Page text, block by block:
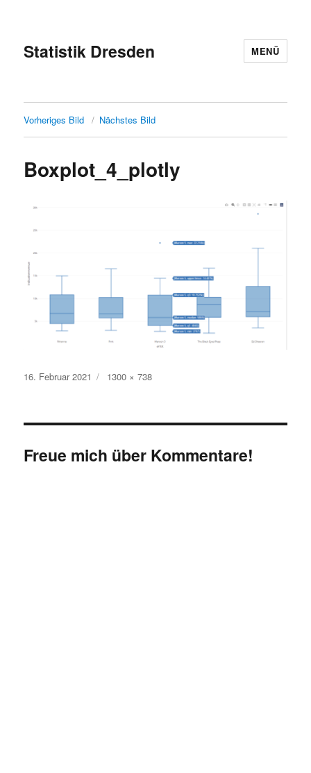
Statistik Dresden MENÜ
Vorheriges Bild Nächstes Bild
Boxplot_4_plotly
Veröffentlicht
16. Februar 2021 Originalgröße
1300 × 738
Freue mich über Kommentare!